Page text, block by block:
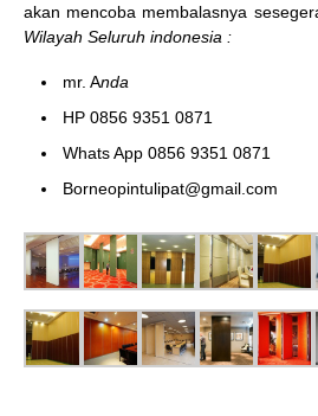
akan mencoba membalasnya
Wilayah Seluruh indonesia :
mr. Anda
HP 0856 9351 0871
Whats App 0856 9351 0871
Borneopintulipat@gmail.com